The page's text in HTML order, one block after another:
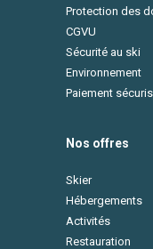
Protection des
CGVU
Sécurité au ski
Environnement
Paiement
Nos offres
Skier
Hébergements
Activités
Restauration